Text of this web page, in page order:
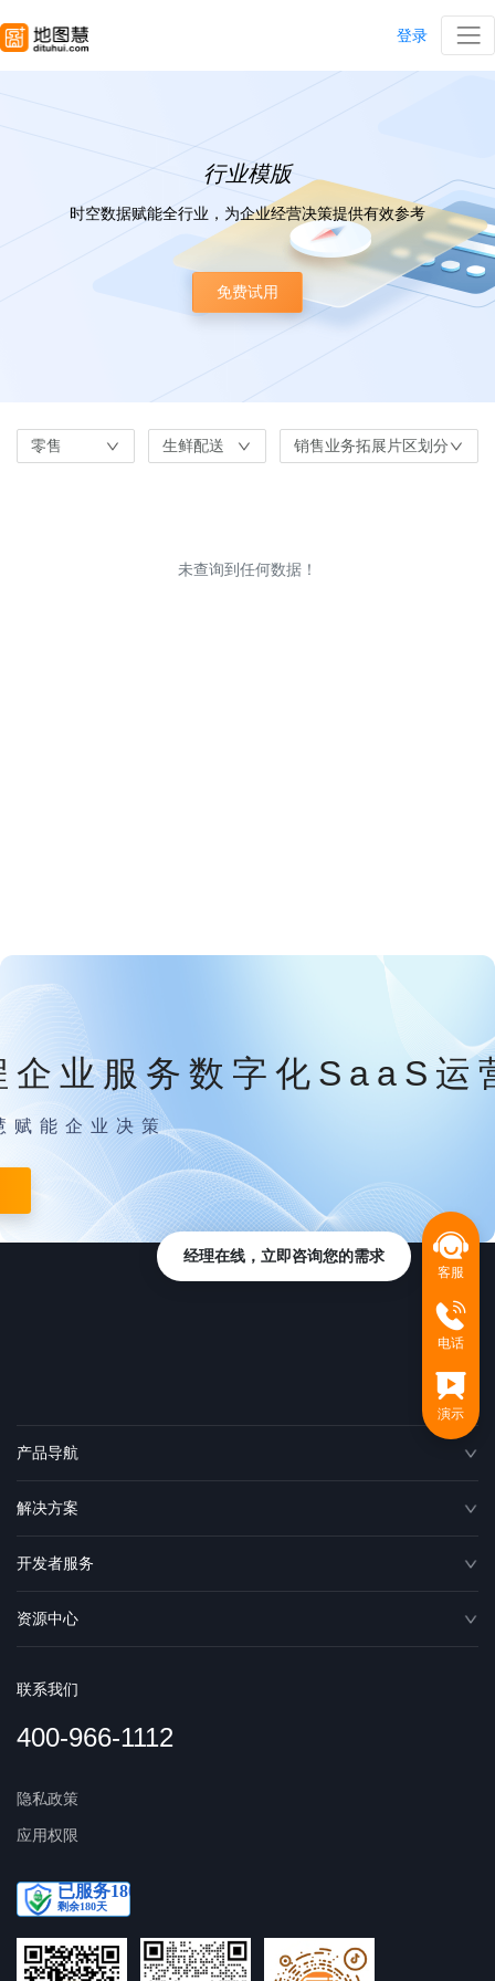
登录
行业模版
时空数据赋能全行业，为企业经营决策提供有效参考
免费试用
零售 生鲜配送 销售业务拓展片区划分
未查询到任何数据！
企业服务数字化SaaS运
赋能企业决策
产品导航
解决方案
开发者服务
资源中心
联系我们
400-966-1112
隐私政策
应用权限
客服
电话
演示
经理在线，立即咨询您的需求